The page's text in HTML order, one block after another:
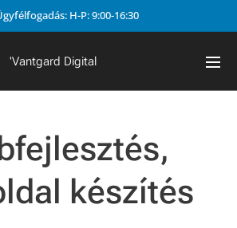
H-P: 9:00-16:30
'Vantgard Digital
készítés